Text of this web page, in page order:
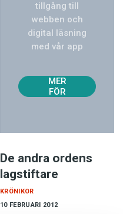
tillgång till
webben och
digital läsning
med vår app
MER
FÖR
De andra ordens
lagstiftare
10 FEBRUARI 2012
KRÖNIKOR